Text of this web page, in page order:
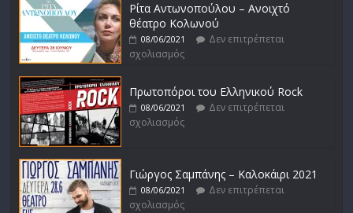
Ρίτα Αντωνοπούλου – Ανοιχτό
θέατρο Κολωνού
08/06/2021
Δεν επιτρέπεται
σχολιασμός
Πρωτοπόροι του Ελληνικού Rock
08/06/2021
Δεν επιτρέπεται
σχολιασμός
Γιώργος Σαμπάνης – Καλοκάιρι 2021
08/06/2021
Δεν επιτρέπεται
σχολιασμός